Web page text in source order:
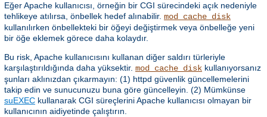
Eğer Apache kullanıcısı, örneğin bir CGI sürecindeki açık nedeniyle
tehlikeye atılırsa, önbellek hedef alınabilir. mod_cache_disk
kullanılırken önbellekteki bir öğeyi değiştirmek veya önbelleğe yeni
bir öğe eklemek görece daha kolaydır.
Bu risk, Apache kullanıcısını kullanan diğer saldırı türleriyle
karşılaştırıldığında daha yüksektir. mod_cache_disk kullanıyorsanız
şunları aklınızdan çıkarmayın: (1) httpd güvenlik güncellemelerini
takip edin ve sunucunuzu buna göre güncelleyin. (2) Mümkünse
suEXEC kullanarak CGI süreçlerini Apache kullanıcısı olmayan bir
kullanıcının aidiyetinde çalıştırın.